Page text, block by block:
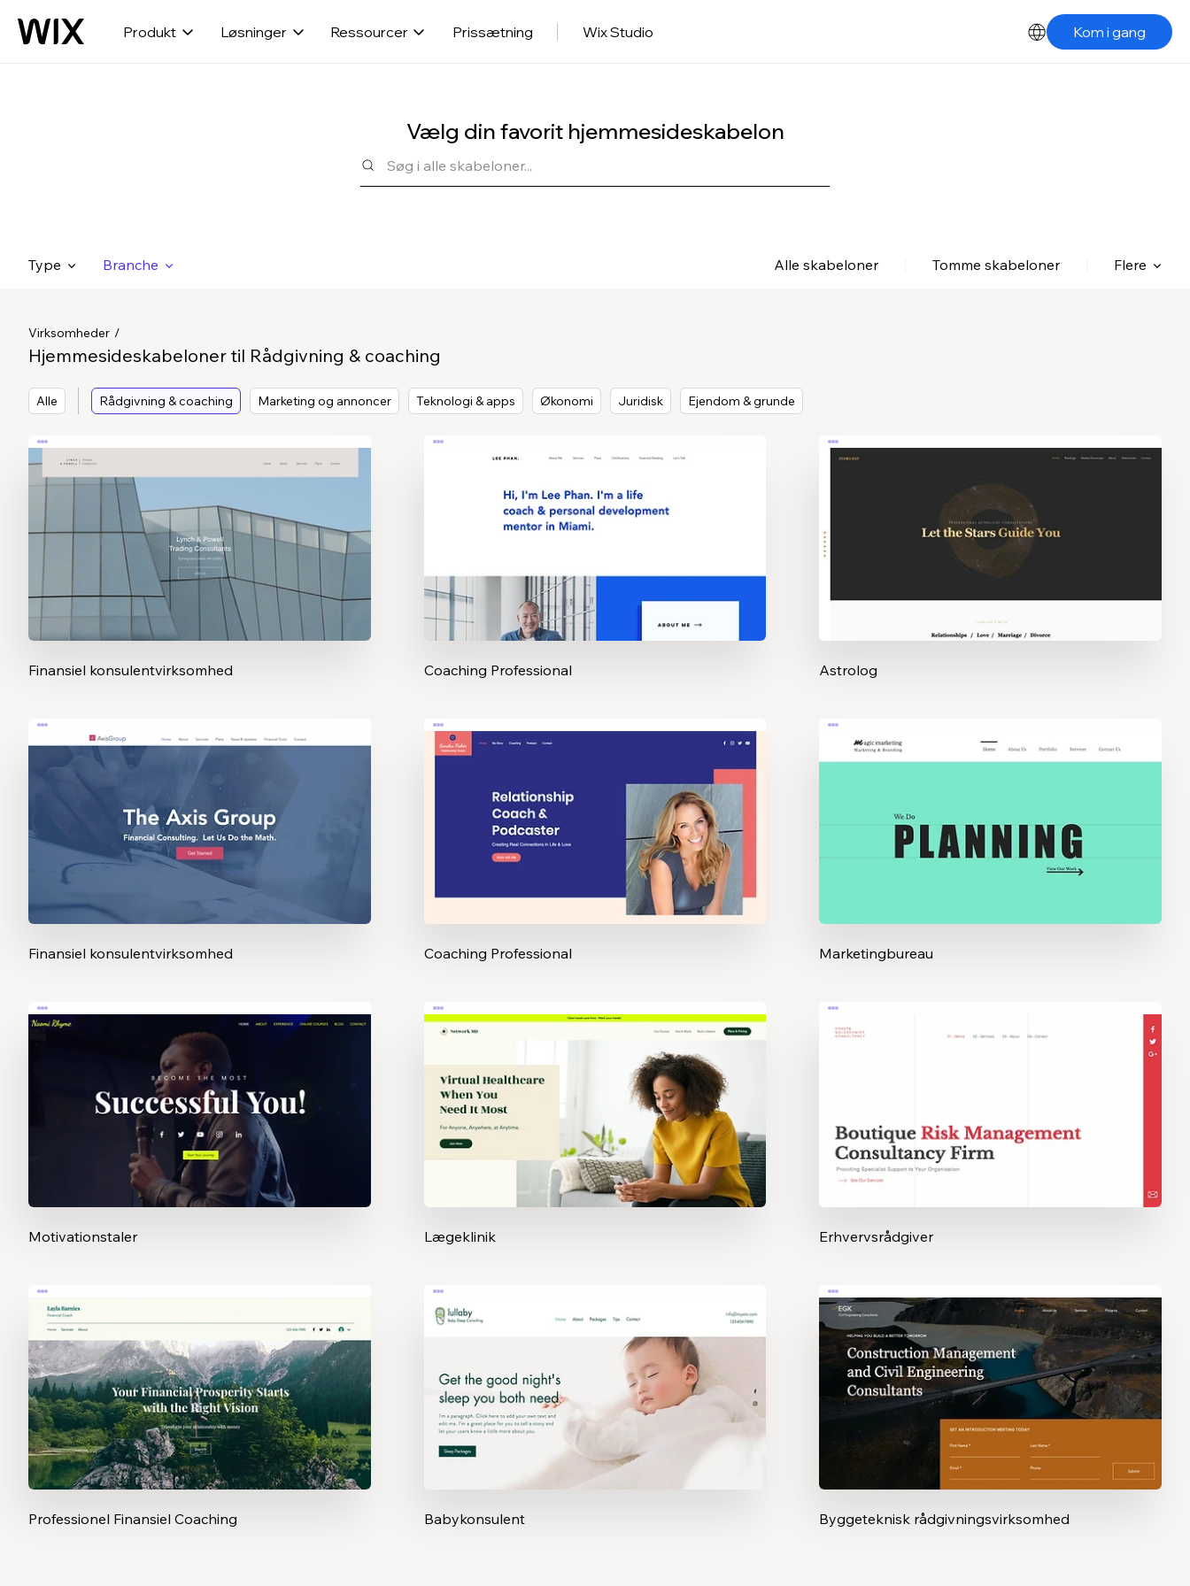
Produkt Løsninger Ressourcer Prissætning Wix Studio Kom i gang
Vælg din favorit hjemmesideskabelon
Type Branche Alle skabeloner Tomme skabeloner Flere
Virksomheder
Hjemmesideskabeloner til Rådgivning & coaching
Alle Rådgivning & coaching Marketing og annoncer Teknologi & apps Økonomi Juridisk Ejendom & grunde
Finansiel konsulentvirksomhed Coaching Professional Astrolog
Finansiel konsulentvirksomhed Coaching Professional Marketingbureau
Motivationstaler Lægeklinik Erhvervsrådgiver
Professionel Finansiel Coaching Babykonsulent Byggeteknisk rådgivningsvirksomhed